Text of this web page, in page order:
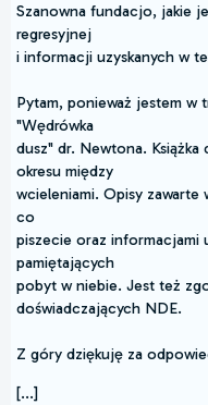
Szanowna fundacjo, jakie
regresyjnej
i informacji uzyskanych w
Pytam, ponieważ jestem w
"Wędrówka
dusz" dr. Newtona.
okresu między
wcieleniami. Opisy zawarte
co
piszecie oraz informacjami
pamiętających
pobyt w niebie. Jest też
doświadczających NDE.
Z góry dziękuję za
[...]